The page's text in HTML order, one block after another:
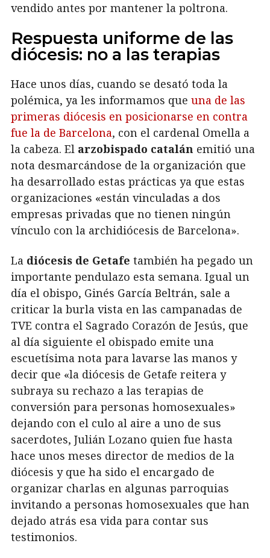
vendido antes por mantener la poltrona.
Respuesta uniforme de las
diócesis: no a las terapias
Hace unos días, cuando se desató toda la
polémica, ya les informamos que una de las
primeras diócesis en posicionarse en contra
fue la de Barcelona, con el cardenal Omella a
la cabeza. El arzobispado catalán emitió una
nota desmarcándose de la organización que
ha desarrollado estas prácticas ya que estas
organizaciones «están vinculadas a dos
empresas privadas que no tienen ningún
vínculo con la archidiócesis de Barcelona».
La diócesis de Getafe también ha pegado un
importante pendulazo esta semana. Igual un
día el obispo, Ginés García Beltrán, sale a
criticar la burla vista en las campanadas de
TVE contra el Sagrado Corazón de Jesús, que
al día siguiente el obispado emite una
escuetísima nota para lavarse las manos y
decir que «la diócesis de Getafe reitera y
subraya su rechazo a las terapias de
conversión para personas homosexuales»
dejando con el culo al aire a uno de sus
sacerdotes, Julián Lozano quien fue hasta
hace unos meses director de medios de la
diócesis y que ha sido el encargado de
organizar charlas en algunas parroquias
invitando a personas homosexuales que han
dejado atrás esa vida para contar sus
testimonios.